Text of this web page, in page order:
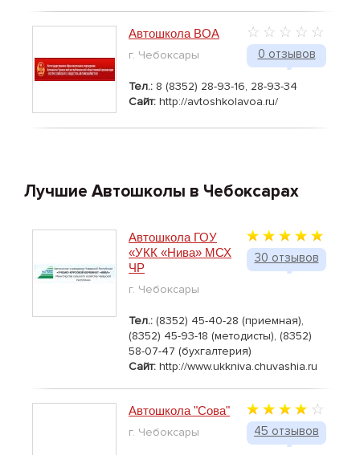
своим клиентам высокий уровень подготовки к
экзамену в ГИБДД, а значит безопасное и уверенное
вождение в будущем.
Получение водительского удостоверения - это
первый Ваш шаг на пути к постижению трудного, но
захватывающе интересного мира -управления
автомобилем! Счастливого Вам пути и главное -
получайте удовольствие!
0 отзывов
Автошкола ВОА
г. Чебоксары
Тел.: 8 (8352) 28-93-16, 28-93-34
Сайт: http://avtoshkolavoa.ru/
Лучшие Автошколы в Чебоксарах
30 отзывов
Автошкола ГОУ
«УКК «Нива» МСХ
ЧР
г. Чебоксары
Тел.: (8352) 45-40-28 (приемная),
(8352) 45-93-18 (методисты), (8352)
58-07-47 (бухгалтерия)
Сайт: http://www.ukkniva.chuvashia.ru
45 отзывов
Автошкола "Сова"
г. Чебоксары